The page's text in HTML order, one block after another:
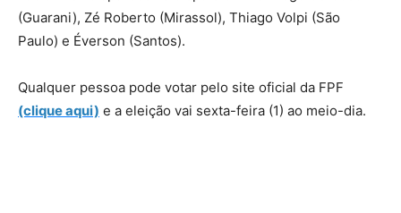
(Guarani), Zé Roberto (Mirassol), Thiago Volpi (São
Paulo) e Éverson (Santos).
Qualquer pessoa pode votar pelo site oficial da FPF
(clique aqui) e a eleição vai sexta-feira (1) ao meio-dia.